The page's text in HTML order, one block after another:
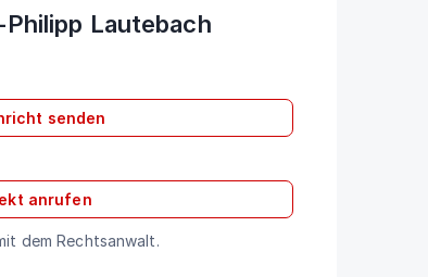
Lautebach
senden
anrufen
dem Rechtsanwalt.